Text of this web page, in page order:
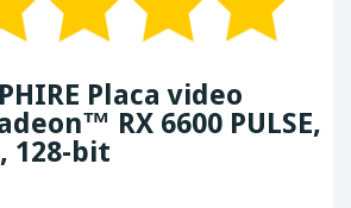
Placa video
RX 6600 PULSE,
128-bit